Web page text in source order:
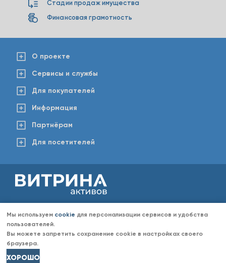
Стадии продаж имущества
Финансовая грамотность
О проекте
Сервисы и службы
Для покупателей
Информация
Партнёрам
Для посетителей
является публичной офертой, определяемой положениями Статьи 437 Гражданского кодекса РФ.
Любое копирование информации с сайта разрешено только с согласия администрации «Витрина
информации (объявлений) без объяснений причин отказа.
Мы используем cookie для персонализации сервисов и удобства
пользователей.
Вы можете запретить сохранение cookie в настройках своего
браузера.
ХОРОШО